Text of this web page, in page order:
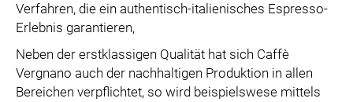
Verfahren, die ein authentisch-italienisches Espresso-
Erlebnis garantieren,
Neben der erstklassigen Qualität hat sich Caffè
Vergnano auch der nachhaltigen Produktion in allen
Bereichen verpflichtet, so wird beispielswese mittels